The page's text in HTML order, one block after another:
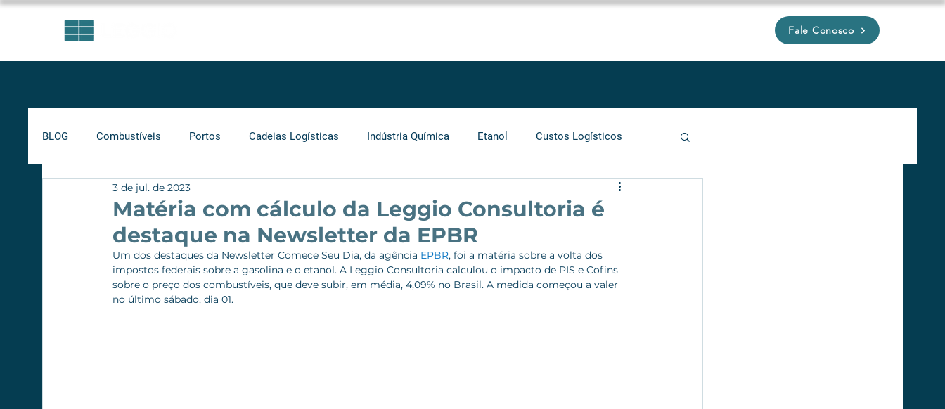
Fale Conosco
BLOG Combustíveis Portos Cadeias Logísticas Indústria Química Etanol Custos Logísticos
Investimentos Indicadores
Gás Natural Infraestrutura Supply Chain Grãos Cabotagem Carros Elétricos Biocombustíveis
Ferrovias Rodovias
Matéria com cálculo da Leggio Consultoria é
destaque na Newsletter da EPBR
3 de jul. de 2023
Um dos destaques da Newsletter Comece Seu Dia, da agência EPBR, foi a matéria sobre a volta dos
impostos federais sobre a gasolina e o etanol. A Leggio Consultoria calculou o impacto de PIS e Cofins
sobre o preço dos combustíveis, que deve subir, em média, 4,09% no Brasil. A medida começou a valer
no último sábado, dia 01.